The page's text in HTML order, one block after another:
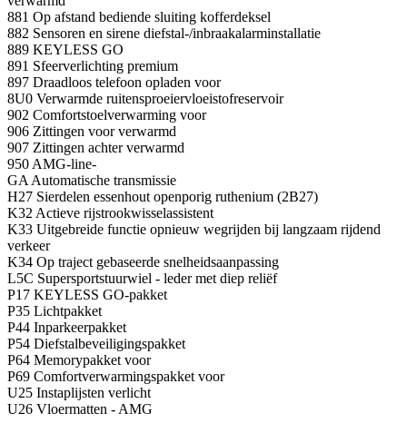
881 Op afstand bediende sluiting kofferdeksel
882 Sensoren en sirene diefstal-/inbraakalarminstallatie
889 KEYLESS GO
891 Sfeerverlichting premium
897 Draadloos telefoon opladen voor
8U0 Verwarmde ruitensproeiervloeistofreservoir
902 Comfortstoelverwarming voor
906 Zittingen voor verwarmd
907 Zittingen achter verwarmd
950 AMG-line-
GA Automatische transmissie
H27 Sierdelen essenhout openporig ruthenium (2B27)
K32 Actieve rijstrookwisselassistent
K33 Uitgebreide functie opnieuw wegrijden bij langzaam rijdend
verkeer
K34 Op traject gebaseerde snelheidsaanpassing
L5C Supersportstuurwiel - leder met diep reliëf
P17 KEYLESS GO-pakket
P35 Lichtpakket
P44 Inparkeerpakket
P54 Diefstalbeveiligingspakket
P64 Memorypakket voor
P69 Comfortverwarmingspakket voor
U25 Instaplijsten verlicht
U26 Vloermatten - AMG